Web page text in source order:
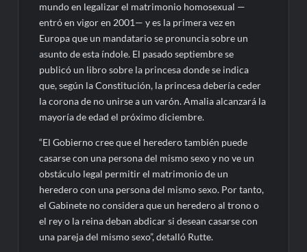
mundo en legalizar el matrimonio homosexual —
entró en vigor en 2001— y es la primera vez en
Europa que un mandatario se pronuncia sobre un
asunto de esta índole. El pasado septiembre se
publicó un libro sobre la princesa donde se indica
que, según la Constitución, la princesa debería ceder
la corona de no unirse a un varón. Amalia alcanzará la
mayoría de edad el próximo diciembre.
“El Gobierno cree que el heredero también puede
casarse con una persona del mismo sexo y no ve un
obstáculo legal permitir el matrimonio de un
heredero con una persona del mismo sexo. Por tanto,
el Gabinete no considera que un heredero al trono o
el rey o la reina deban abdicar si desean casarse con
una pareja del mismo sexo”, detalló Rutte.